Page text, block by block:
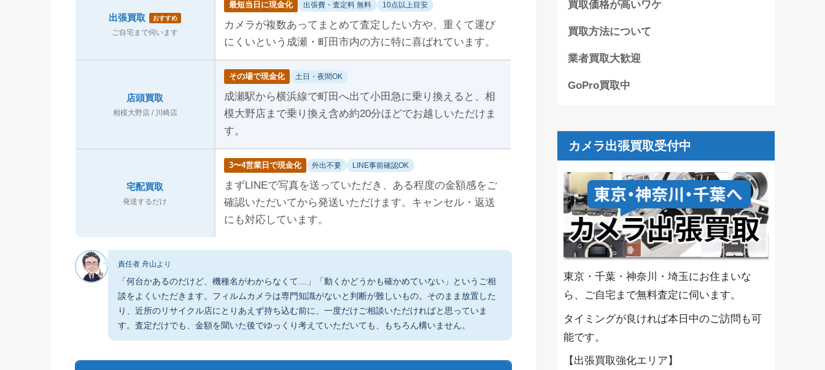
出張買取 おすすめ
ご自宅まで伺います
最短当日に現金化 出張費・査定料 無料 10点以上目安
カメラが複数あってまとめて査定したい方や、重くて運び
にくいという成瀬・町田市内の方に特に喜ばれています。
店頭買取
相模大野店 / 川崎店
その場で現金化 土日・夜間OK
成瀬駅から横浜線で町田へ出て小田急に乗り換えると、相
模大野店まで乗り換え含め約20分ほどでお越しいただけま
す。
宅配買取
発送するだけ
3〜4営業日で現金化 外出不要 LINE事前確認OK
まずLINEで写真を送っていただき、ある程度の金額感をご
確認いただいてから発送いただけます。キャンセル・返送
にも対応しています。
責任者 舟山より
「何台かあるのだけど、機種名がわからなくて…」「動くかどうかも確かめていない」というご相
談をよくいただきます。フィルムカメラは専門知識がないと判断が難しいもの。そのまま放置した
り、近所のリサイクル店にとりあえず持ち込む前に、一度だけご相談いただければと思っていま
す。査定だけでも、金額を聞いた後でゆっくり考えていただいても、もちろん構いません。
買取価格が高いワケ
買取方法について
業者買取大歓迎
GoPro買取中
カメラ出張買取受付中
東京・千葉・神奈川・埼玉にお住まいな
ら、ご自宅まで無料査定に伺います。
タイミングが良ければ本日中のご訪問も可
能です。
【出張買取強化エリア】